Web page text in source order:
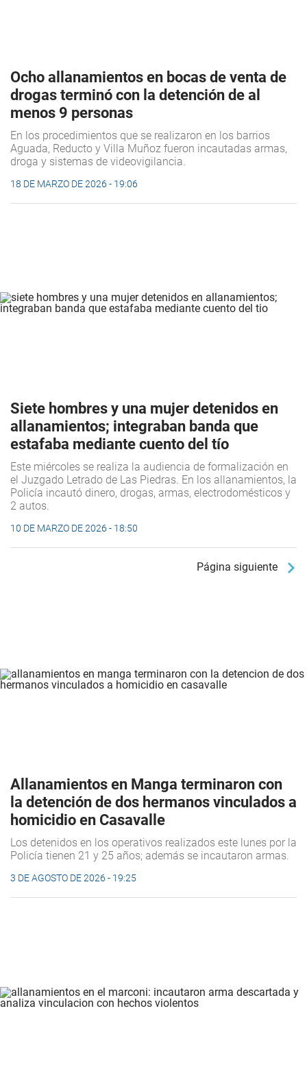
Ocho allanamientos en bocas de venta de
drogas terminó con la detención de al
menos 9 personas
En los procedimientos que se realizaron en los barrios
Aguada, Reducto y Villa Muñoz fueron incautadas armas,
droga y sistemas de videovigilancia.
18 DE MARZO DE 2026 - 19:06
Siete hombres y una mujer detenidos en
allanamientos; integraban banda que
estafaba mediante cuento del tío
Este miércoles se realiza la audiencia de formalización en
el Juzgado Letrado de Las Piedras. En los allanamientos, la
Policía incautó dinero, drogas, armas, electrodomésticos y
2 autos.
10 DE MARZO DE 2026 - 18:50
Página siguiente
Allanamientos en Manga terminaron con
la detención de dos hermanos vinculados a
homicidio en Casavalle
Los detenidos en los operativos realizados este lunes por la
Policía tienen 21 y 25 años; además se incautaron armas.
3 DE AGOSTO DE 2026 - 19:25